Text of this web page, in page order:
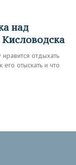
отдыхать
отыскать и что